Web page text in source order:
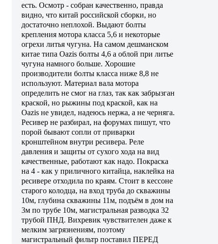
есть. Осмотр - собран качественно, правда
видно, что китай российской сборки, но
достаточно неплохой. Выдают болты
крепления мотора класса 5,6 и некоторые
огрехи литья чугуна. На самом дешманском
китае типа Oazis болты 4,6 а облой при литье
чугуна намного больше. Хорошие
производители болты класса ниже 8,8 не
используют. Материал вала мотора
определить не смог на глаз, так как забрызган
краской, но рыжины под краской, как на
Oazis не увидел, надеюсь нержа, а не черняга.
Ресивер не разбирал, на форумах пишут, что
порой бывают сопли от приварки
кронштейном внутри ресивера. Реле
давления и защиты от сухого хода на вид
качественные, работают как надо. Покраска
на 4 - как у приличного китайца, наклейка на
ресивере отходила по краям. Стоит в кессоне
старого колодца, на вход труба до скважины
10м, глубина скважины 11м, подъём в дом на
3м по трубе 10м, магистральная разводка 32
трубой ПНД. Вихревик чувствителен даже к
мелким загрязнениям, поэтому
магистральный фильтр поставил ПЕРЕД